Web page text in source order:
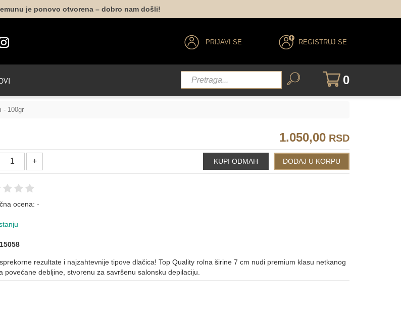
je ponovo otvorena – dobro nam došli!
PRIJAVI SE REGISTRUJ SE
0
- 100gr
1.050,00 RSD
ocena:-
15058
rezultate i najzahtevnije tipove dlačica! Top Quality rolna širine 7 cm nudi premium klasu netkanog
povećane debljine, stvorenu za savršenu salonsku depilaciju.